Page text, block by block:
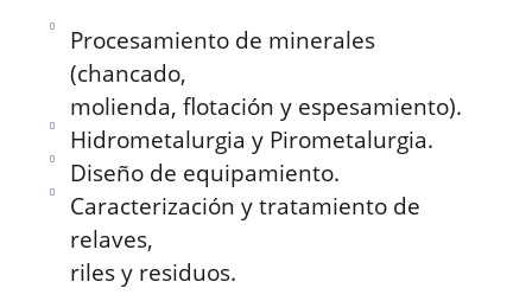
Procesamiento de minerales
(chancado,
molienda, flotación y espesamiento).
Hidrometalurgia y Pirometalurgia.
Diseño de equipamiento.
Caracterización y tratamiento de
relaves,
riles y residuos.